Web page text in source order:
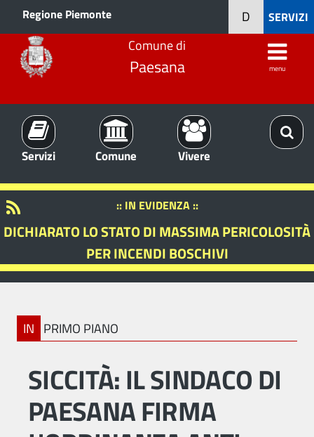
Regione Piemonte SERVIZI
D
Comune di
Paesana menu
Servizi Comune Vivere
:: IN EVIDENZA ::
DICHIARATO LO STATO DI MASSIMA PERICOLOSITÀ
PER INCENDI BOSCHIVI
IN PRIMO PIANO
SICCITÀ: IL SINDACO DI
PAESANA FIRMA